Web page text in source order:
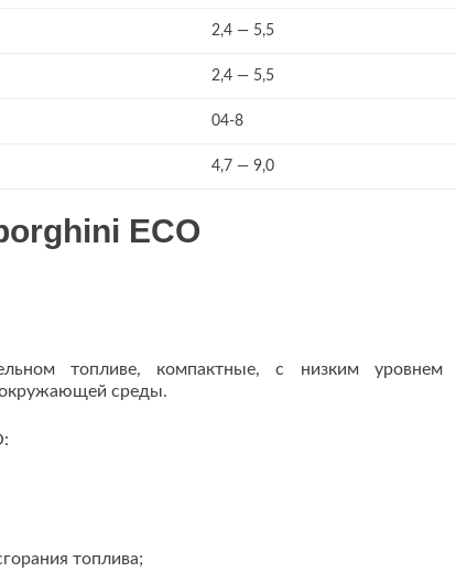
2,4 — 5,5
2,4 — 5,5
04-8
4,7 — 9,0
ECO
топливе, компактные, с низким уровнем
среды.
топлива;